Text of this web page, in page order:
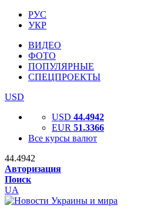
РУС
УКР
ВИДЕО
ФОТО
ПОПУЛЯРНЫЕ
СПЕЦПРОЕКТЫ
USD
USD 44.4942
EUR 51.3366
Все курсы валют
44.4942
Авторизация
Поиск
UA